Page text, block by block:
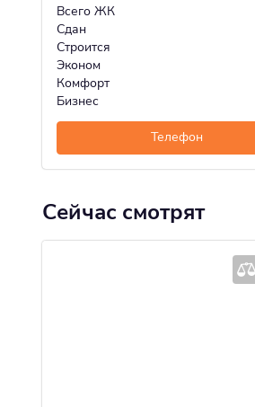
Всего ЖК
Сдан
Строится
Эконом
Комфорт
Бизнес
Телефон
Сейчас смотрят